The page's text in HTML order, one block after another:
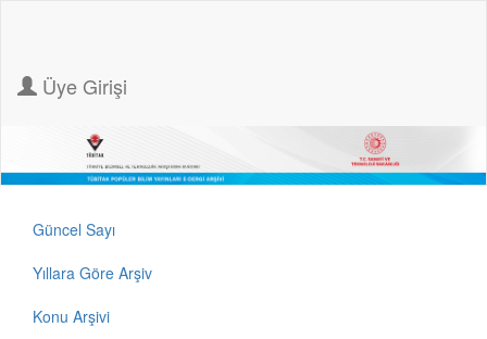
Üye Girişi
Güncel Sayı
Yıllara Göre Arşiv
Konu Arşivi